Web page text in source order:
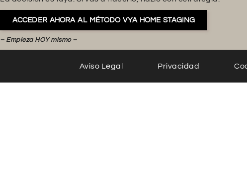
ACCEDER AHORA AL MÉTODO VYA HOME STAGING
– Empieza HOY mismo –
Aviso Legal Privacidad